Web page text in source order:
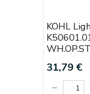
KOHL
31,79 €